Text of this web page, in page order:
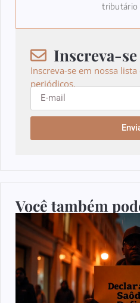
tributário
Inscreva-se
Inscreva-se em nossa
periódicos.
Você também